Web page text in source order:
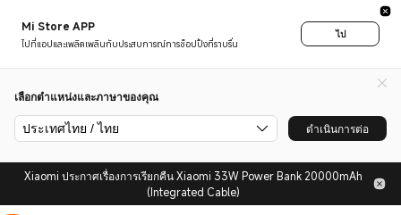
Mi Store APP
ไปที่แอปและเพลิดเพลินกับประสบการณ์การช็อปปิ้งที่ราบรื่น
ไป
เลือกตำแหน่งและภาษาของคุณ
ประเทศไทย / ไทย ดำเนินการต่อ
Xiaomi ประกาศเรื่องการเรียกคืน Xiaomi 33W Power Bank 20000mAh
(Integrated Cable)